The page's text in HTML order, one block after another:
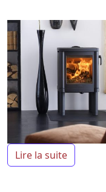
Lire la suite